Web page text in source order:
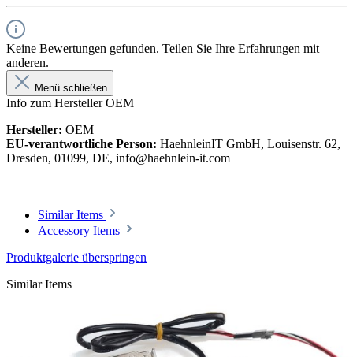
Keine Bewertungen gefunden. Teilen Sie Ihre Erfahrungen mit
anderen.
Menü schließen
Info zum Hersteller OEM
Hersteller: OEM
EU-verantwortliche Person: HaehnleinIT GmbH, Louisenstr. 62,
Dresden, 01099, DE, info@haehnlein-it.com
Similar Items
Accessory Items
Produktgalerie überspringen
Similar Items